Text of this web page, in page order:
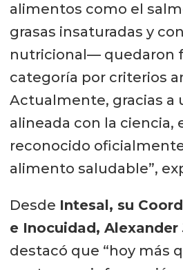
alimentos como el
grasas insaturadas y
nutricional— quedaron
categoría por criterios
Actualmente, gracias a
alineada con la ciencia,
reconocido
alimento saludable”,
Desde Intesal, su
e Inocuidad, Alexander
destacó que “hoy más